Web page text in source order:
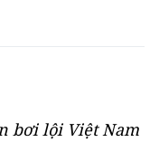
bơi lội Việt Nam